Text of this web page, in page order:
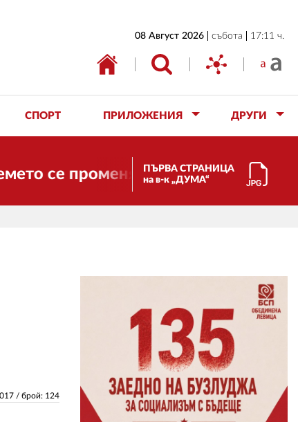
08 Август 2026 събота 17:11 ч.
СПОРТ ПРИЛОЖЕНИЯ ДРУГИ
променя и налагаПЪРВА СТРАНИЦА
на в-к „ДУМА“
/ брой: 124
ИКОНОМИКА
ОБЩЕСТВО
АВТОРИ
РЕДАКЦИЯ